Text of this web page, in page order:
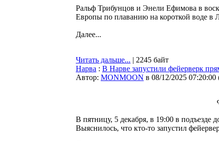
Ральф Трибунцов и Энели Ефимова в
Европы по плаванию на короткой воде
Далее...
Читать дальше... | 2245 байт
Нарва : В Нарве запустили фейерверк
Автор: MONMOON в 08/12/2025 07:20:00
В пятницу, 5 декабря, в 19:00 в подъезде
Выяснилось, что кто-то запустил